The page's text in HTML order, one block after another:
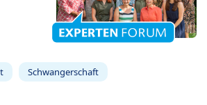
Schwangerschaft